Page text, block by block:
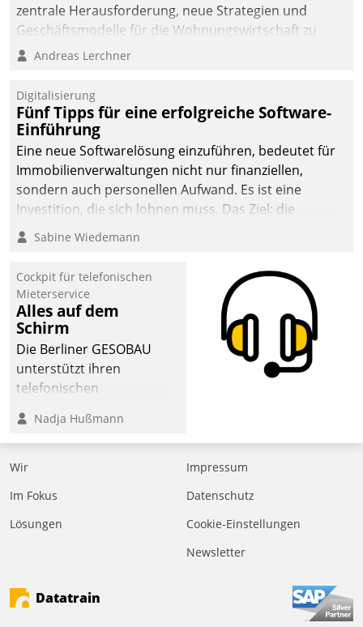
zentrale Herausforderung, neue Strategien und
Geschäftsmodelle für die Wohnungswirtschaft zu
entwickeln.
Andreas Lerchner
Digitalisierung
Fünf Tipps für eine erfolgreiche Software-
Einführung
Eine neue Softwarelösung einzuführen, bedeutet für
Immobilienverwaltungen nicht nur finanziellen,
sondern auch personellen Aufwand. Es ist eine
Investition, die sich lohnen muss. Das Ziel: die
nachhaltige Optimierung der Geschäftsabläufe. Damit
dieses Ziel erreicht wird, sollten einige Grundregeln
Sabine Wiedemann
Cockpit für telefonischen
Mieterservice
Alles auf dem
Schirm
Die Berliner GESOBAU
unterstützt ihren
telefonischen
digitalen Cockpit, das
situationsbezogen
passende Fragen und
Eine intuitive
Dialogführung ermöglicht
effizienter zu bearbeiten.
Nadja Hußmann
Wir
Im Fokus
Lösungen
Impressum
Datenschutz
Cookie-Einstellungen
Newsletter
Datatrain